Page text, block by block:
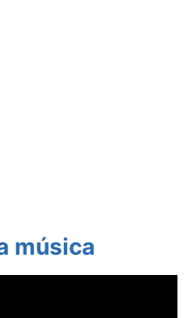
música